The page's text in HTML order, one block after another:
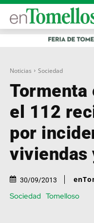
Noticias Sociedad
Tormenta
el 112
por
viviendas
30/09/2013
Sociedad Tomelloso